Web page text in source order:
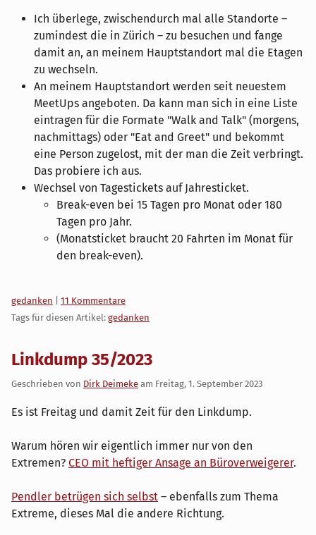
Ich überlege, zwischendurch mal alle Standorte –
zumindest die in Zürich – zu besuchen und fange
damit an, an meinem Hauptstandort mal die Etagen
zu wechseln.
An meinem Hauptstandort werden seit neuestem
MeetUps angeboten. Da kann man sich in eine Liste
eintragen für die Formate "Walk and Talk" (morgens,
nachmittags) oder "Eat and Greet" und bekommt
eine Person zugelost, mit der man die Zeit verbringt.
Das probiere ich aus.
Wechsel von Tagestickets auf Jahresticket.
Break-even bei 15 Tagen pro Monat oder 180
Tagen pro Jahr.
(Monatsticket braucht 20 Fahrten im Monat für
den break-even).
Kategorien:
gedanken
11 Kommentare
Tags für diesen Artikel: gedanken
Linkdump 35/2023
Geschrieben von Dirk Deimeke am Freitag, 1. September 2023
Es ist Freitag und damit Zeit für den Linkdump.
Warum hören wir eigentlich immer nur von den
Extremen? CEO mit heftiger Ansage an Büroverweigerer.
Pendler betrügen sich selbst – ebenfalls zum Thema
Extreme, dieses Mal die andere Richtung.